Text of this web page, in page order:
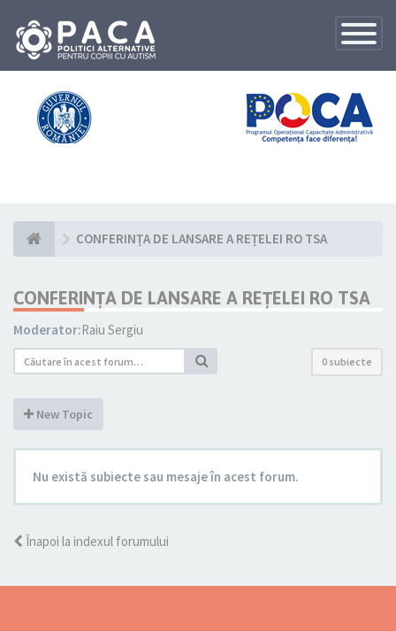
Toggle
CONFERINȚA DE LANSARE A REȚELEI RO TSA
CONFERINȚA DE LANSARE A REȚELEI RO TSA
Moderator:Raiu Sergiu
0 subiecte
New Topic
Nu există subiecte sau mesaje în acest forum.
Înapoi la indexul forumului